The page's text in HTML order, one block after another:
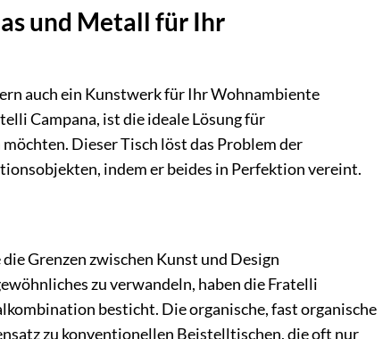
und Metall für Ihr
auch ein Kunstwerk für Ihr Wohnambiente
Campana, ist die ideale Lösung für
Dieser Tisch löst das Problem der
indem er beides in Perfektion vereint.
Grenzen zwischen Kunst und Design
zu verwandeln, haben die Fratelli
besticht. Die organische, fast organische
zu konventionellen Beistelltischen, die oft nur